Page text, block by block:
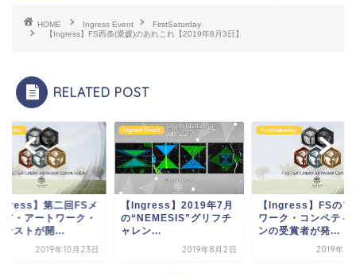
HOME Ingress Event
FirstSaturday
【Ingress】FS西条(愛媛)のあれこれ【2019年8月3日】
RELATED POST
】第二回FSメ
ア・アートワーク・
テストが開...
2019年10月23日
Ingress Event
【Ingress】2019年7月
の“NEMESIS”グリフチ
ャレン...
2019年8月2日
FirstSaturday
【Ingress】FSのア
ワーク・コンペティ
ンの受賞者が発...
2019年8